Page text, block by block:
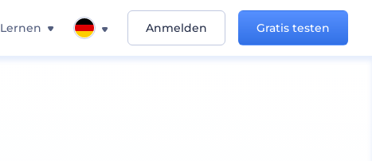
Lernen Anmelden Gratis testen